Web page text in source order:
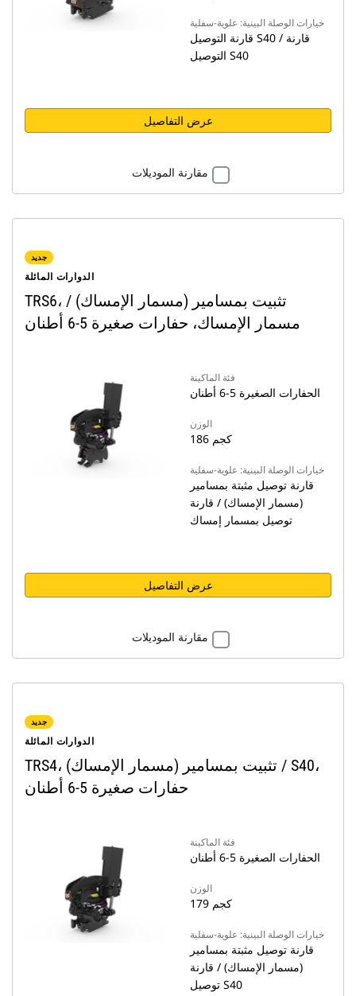
خيارات الوصلة البينية: علوية-سفلية
قارنة التوصيل S40 / قارنة
التوصيل S40
عرض التفاصيل
مقارنة الموديلات
جديد
الدوارات المائلة
TRS6، تثبيت بمسامير (مسمار الإمساك) /
مسمار الإمساك، حفارات صغيرة 5-6 أطنان
فئة الماكينة
الحفارات الصغيرة 5-6 أطنان
الوزن
186 كجم
خيارات الوصلة البينية: علوية-سفلية
قارنة توصيل مثبتة بمسامير
(مسمار الإمساك) / قارنة
توصيل بمسمار إمساك
عرض التفاصيل
مقارنة الموديلات
جديد
الدوارات المائلة
TRS4، تثبيت بمسامير (مسمار الإمساك) / S40،
حفارات صغيرة 5-6 أطنان
فئة الماكينة
الحفارات الصغيرة 5-6 أطنان
الوزن
179 كجم
خيارات الوصلة البينية: علوية-سفلية
قارنة توصيل مثبتة بمسامير
(مسمار الإمساك) / قارنة
توصيل S40